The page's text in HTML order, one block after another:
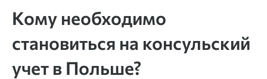
Кому необходимо
становиться на консульский
учет в Польше?